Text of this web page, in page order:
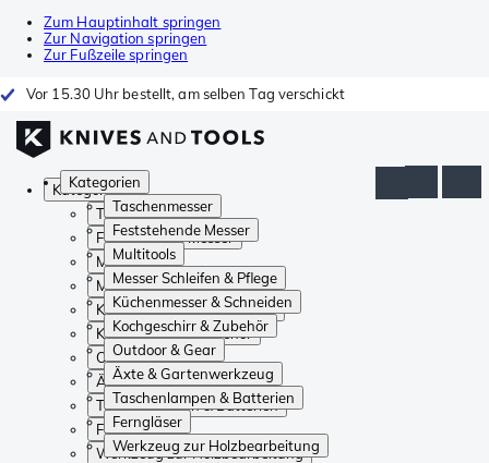
Zum Hauptinhalt springen
Zur Navigation springen
Zur Fußzeile springen
Vor 15.30 Uhr bestellt, am selben Tag verschickt
Kategorien
Taschenmesser
Feststehende Messer
Multitools
Messer Schleifen & Pflege
Küchenmesser & Schneiden
Kochgeschirr & Zubehör
Outdoor & Gear
Äxte & Gartenwerkzeug
Taschenlampen & Batterien
Ferngläser
Werkzeug zur Holzbearbeitung
Kategorien
Taschenmesser
Feststehende Messer
Multitools
Messer Schleifen & Pflege
Küchenmesser & Schneiden
Kochgeschirr & Zubehör
Outdoor & Gear
Äxte & Gartenwerkzeug
Taschenlampen & Batterien
Ferngläser
Werkzeug zur Holzbearbeitung